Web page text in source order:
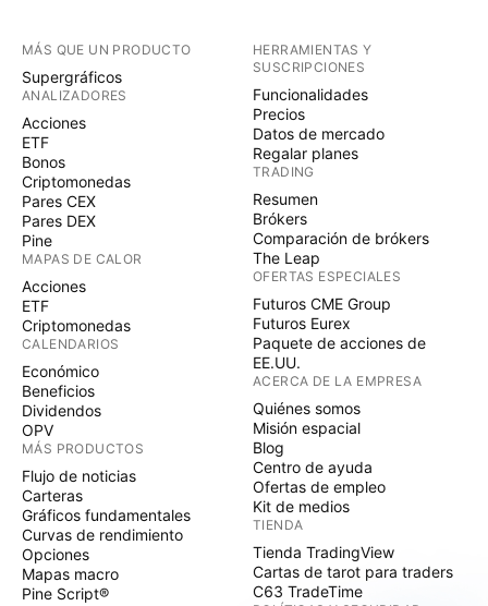
MÁS QUE UN PRODUCTO
Supergráficos
ANALIZADORES
Acciones
ETF
Bonos
Criptomonedas
Pares CEX
Pares DEX
Pine
MAPAS DE CALOR
Acciones
ETF
Criptomonedas
CALENDARIOS
Económico
Beneficios
Dividendos
OPV
MÁS PRODUCTOS
Flujo de noticias
Carteras
Gráficos fundamentales
Curvas de rendimiento
Opciones
Mapas macro
Pine Script®
HERRAMIENTAS Y
SUSCRIPCIONES
Funcionalidades
Precios
Datos de mercado
Regalar planes
TRADING
Resumen
Brókers
Comparación de brókers
The Leap
OFERTAS ESPECIALES
Futuros CME Group
Futuros Eurex
Paquete de acciones de
EE.UU.
ACERCA DE LA EMPRESA
Quiénes somos
Misión espacial
Blog
Centro de ayuda
Ofertas de empleo
Kit de medios
TIENDA
Tienda TradingView
Cartas de tarot para traders
C63 TradeTime